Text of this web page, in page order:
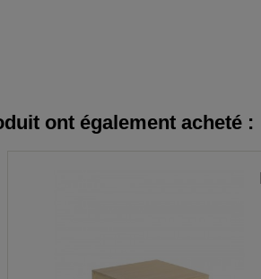
ont également acheté :